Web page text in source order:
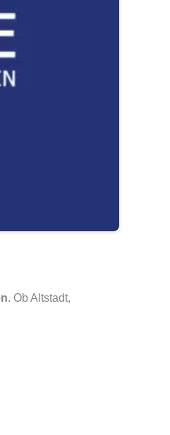
. Ob Altstadt,